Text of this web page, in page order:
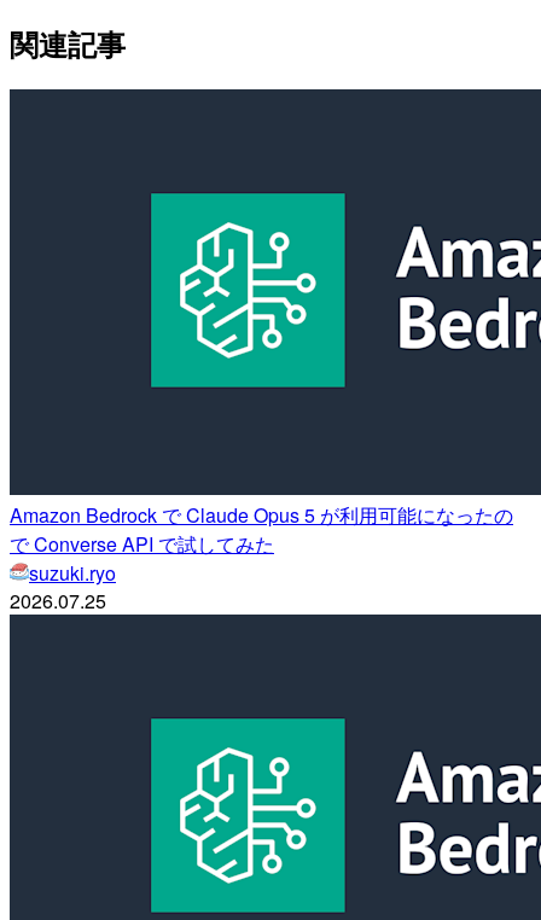
関連記事
Amazon Bedrock で Claude Opus 5 が利用可能になったの
で Converse API で試してみた
suzuki.ryo
2026.07.25